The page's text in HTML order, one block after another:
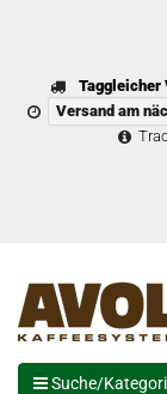
Taggleicher
Versand am
Suche/